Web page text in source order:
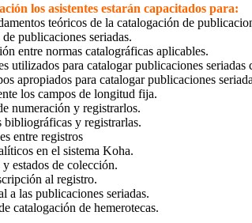
los asistentes estarán capacitados para:
teóricos de la catalogación de
publicaciones seriadas.
entre normas catalográficas aplicables.
utilizados para catalogar publicaciones seriadas
apropiados para catalogar publicaciones
los campos de longitud fija.
numeración y registrarlos.
bibliográficas y registrarlas.
entre registros
en el sistema Koha.
estados de colección.
al registro.
a las publicaciones seriadas.
catalogación de hemerotecas.